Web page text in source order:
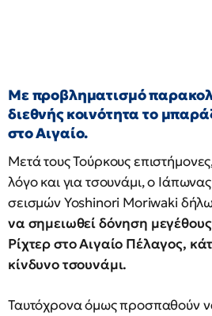
Με προβληματισμό
διεθνής κοινότητα το
στο Αιγαίο.
Μετά τους Τούρκους
λόγο και για τσουνάμι, ο Ιάπωνας
σεισμών Yoshinori Moriwaki
να σημειωθεί δόνηση
Ρίχτερ στο Αιγαίο Πέλαγος,
κίνδυνο τσουνάμι.
Ταυτόχρονα όμως προσπαθούν